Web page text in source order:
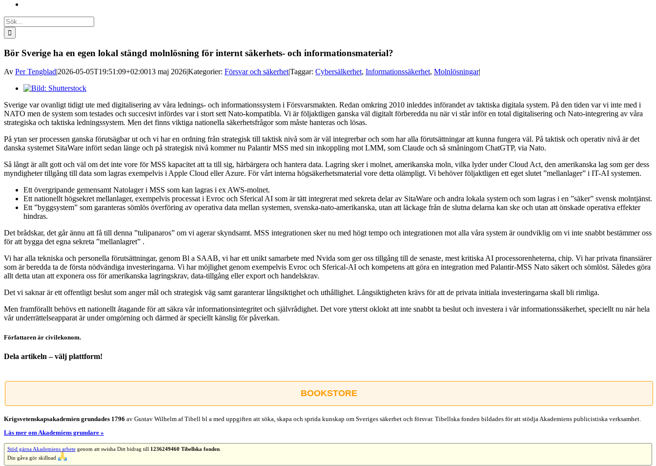
Sök
efter:
Bör Sverige ha en egen lokal stängd molnlösning för internt säkerhets- och informationsmaterial?
Av Per Tengblad|2026-05-05T19:51:09+02:0013 maj 2026|Kategorier: Försvar och säkerhet|Taggar: Cybersälkerhet, Informationssäkerhet, Molnlösningar|
Visa
bild
Sverige var ovanligt tidigt ute med digitalisering av våra lednings- och informationssystem i Försvarsmakten. Redan omkring 2010 inleddes införandet av taktiska digitala system. På den tiden var vi inte med i
NATO men de system som testades och succesivt infördes var i stort sett Nato-kompatibla. Vi är följaktligen ganska väl digitalt förberedda nu när vi står inför en total digitalisering och Nato-integrering av våra
strategiska och taktiska ledningssystem. Men det finns viktiga nationella säkerhetsfrågor som måste hanteras och lösas.
På ytan ser processen ganska förutsägbar ut och vi har en ordning från strategisk till taktisk nivå som är väl integrerbar och som har alla förutsättningar att kunna fungera väl. På taktisk och operativ nivå är det
danska systemet SitaWare infört sedan länge och på strategisk nivå kommer nu Palantir MSS med sin inkoppling mot LMM, som Claude och så småningom ChatGTP, via Nato.
Så långt är allt gott och väl om det inte vore för MSS kapacitet att ta till sig, härbärgera och hantera data. Lagring sker i molnet, amerikanska moln, vilka lyder under Cloud Act, den amerikanska lag som ger dess
myndigheter tillgång till data som lagras exempelvis i Apple Cloud eller Azure. För vårt interna högsäkerhetsmaterial vore detta olämpligt. Vi behöver följaktligen ett eget slutet ”mellanlager” i IT-AI systemen.
Ett övergripande gemensamt Natolager i MSS som kan lagras i ex AWS-molnet.
Ett nationellt högsekret mellanlager, exempelvis processat i Evroc och Sferical AI som är tätt integrerat med sekreta delar av SitaWare och andra lokala system och som lagras i en ”säker” svensk molntjänst.
Ett ”byggsystem” som garanteras sömlös överföring av operativa data mellan systemen, svenska-nato-amerikanska, utan att läckage från de slutna delarna kan ske och utan att önskade operativa effekter
hindras.
Det brådskar, det går ännu att få till denna ”tulipanaros” om vi agerar skyndsamt. MSS integrationen sker nu med högt tempo och integrationen mot alla våra system är oundviklig om vi inte snabbt bestämmer oss
för att bygga det egna sekreta ”mellanlagret” .
Vi har alla tekniska och personella förutsättningar, genom Bl a SAAB, vi har ett unikt samarbete med Nvida som ger oss tillgång till de senaste, mest kritiska AI processorenheterna, chip. Vi har privata finansiärer
som är beredda ta de första nödvändiga investeringarna. Vi har möjlighet genom exempelvis Evroc och Sferical-AI och kompetens att göra en integration med Palantir-MSS Nato säkert och sömlöst. Således göra
allt detta utan att exponera oss för amerikanska lagringskrav, data-tillgång eller export och handelskrav.
Det vi saknar är ett offentligt beslut som anger mål och strategisk väg samt garanterar långsiktighet och uthållighet. Långsiktigheten krävs för att de privata initiala investeringarna skall bli rimliga.
Men framförallt behövs ett nationellt åtagande för att säkra vår informationsintegritet och självrådighet. Det vore ytterst oklokt att inte snabbt ta beslut och investera i vår informationssäkerhet, speciellt nu när hela
vår underrättelseapparat är under omgörning och därmed är speciellt känslig för påverkan.
Författaren är civilekonom.
Dela artikeln – välj plattform!
post
BOOKSTORE
Krigsvetenskap­sakademien grundades 1796 av Gustav Wilhelm af Tibell bl a med uppgiften att söka, skapa och sprida kunskap om Sveriges säkerhet och försvar. Tibellska fonden bildades för att stödja Akademiens publicistiska verksamhet.
Läs mer om Akademiens grundare »
Stöd gärna Akademiens arbetegenom att swisha Ditt bidrag till 1236249460 Tibellska fonden.
Din gåva gör skillnad